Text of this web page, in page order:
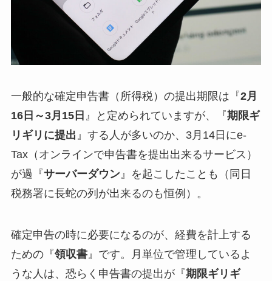
一般的な確定申告書（所得税）の提出期限は『2月
16日～3月15日 』と定められていますが、『期限ギ
リギリに提出 』する人が多いのか、3月14日にe-
Tax（オンラインで申告書を提出出来るサービス）
が過『サーバーダウン』を起こしたことも（同日
税務署に長蛇の列が出来るのも恒例）。
確定申告の時に必要になるのが、経費を計上する
ための『領収書』です。月単位で管理しているよ
うな人は、恐らく申告書の提出が『期限ギリギ